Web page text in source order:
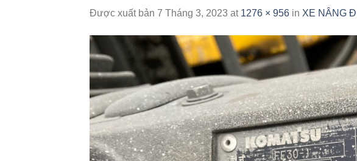
Được xuất bản 7 Tháng 3, 2023 at 1276 × 956 in XE NÂNG